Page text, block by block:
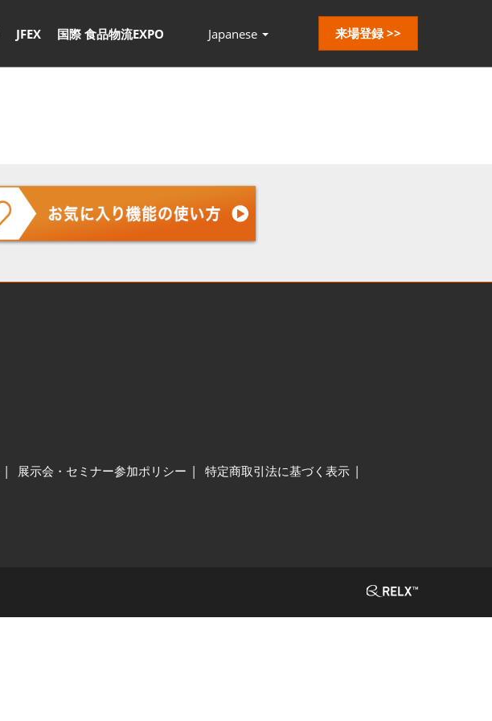
JFEX 国際 食品物流EXPO Japanese 来場登録 >>
展示会・セミナー参加ポリシー
特定商取引法に基づく表示